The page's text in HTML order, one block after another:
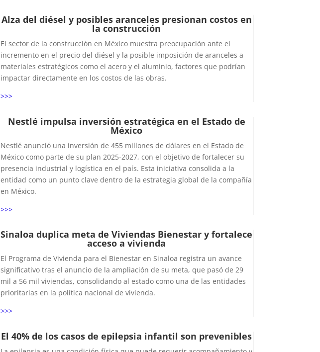
Alza del diésel y posibles aranceles presionan costos en
la construcción
El sector de la construcción en México muestra preocupación ante el
incremento en el precio del diésel y la posible imposición de aranceles a
materiales estratégicos como el acero y el aluminio, factores que podrían
impactar directamente en los costos de las obras.
>>>
Nestlé impulsa inversión estratégica en el Estado de
México
Nestlé anunció una inversión de 455 millones de dólares en el Estado de
México como parte de su plan 2025-2027, con el objetivo de fortalecer su
presencia industrial y logística en el país. Esta iniciativa consolida a la
entidad como un punto clave dentro de la estrategia global de la compañía
en México.
>>>
Sinaloa duplica meta de Viviendas Bienestar y fortalece
acceso a vivienda
El Programa de Vivienda para el Bienestar en Sinaloa registra un avance
significativo tras el anuncio de la ampliación de su meta, que pasó de 29
mil a 56 mil viviendas, consolidando al estado como una de las entidades
prioritarias en la política nacional de vivienda.
>>>
El 40% de los casos de epilepsia infantil son prevenibles